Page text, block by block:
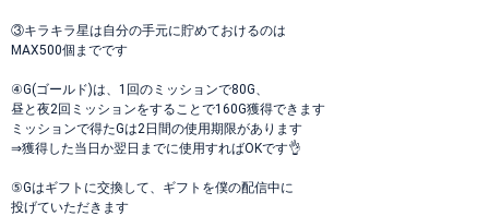
③キラキラ星は自分の手元に貯めておけるのは
MAX500個までです
④G(ゴールド)は、1回のミッションで80G、
昼と夜2回ミッションをすることで160G獲得できます
ミッションで得たGは2日間の使用期限があります
⇒獲得した当日か翌日までに使用すればOKです👌
⑤Gはギフトに交換して、ギフトを僕の配信中に
投げていただきます